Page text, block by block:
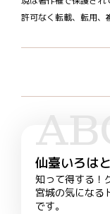
許可なく転載、転用、
仙臺いろは
知って得する！
宮城の気になる
です。